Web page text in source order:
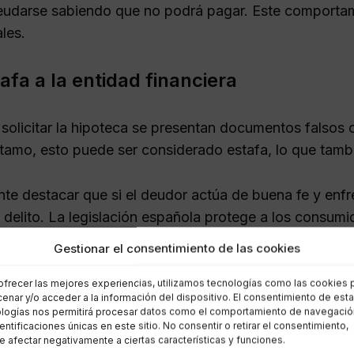
Gestionar el consentimiento de las cookies
las mejores experiencias, utilizamos tecnologías como las cookies
y/o acceder a la información del dispositivo. El consentimiento de
nos permitirá procesar datos como el comportamiento de
únicas en este sitio. No consentir o retirar el consentimiento,
afectar negativamente a ciertas características y funciones.
sabiendo que no podrá pagar. Este
a la entidad financiera
solicitar la hipoteca se presentan documentos falsos
esto puede ser considerado estafa, lo que
destacar que si el deudor actúa de buena fe y
delito. La legislación española protege a los
mecanismos como la
Ley de Segunda
legales del impago